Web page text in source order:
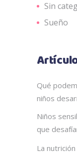
Sin
Sueño
Qué
niños
Niños
que
La